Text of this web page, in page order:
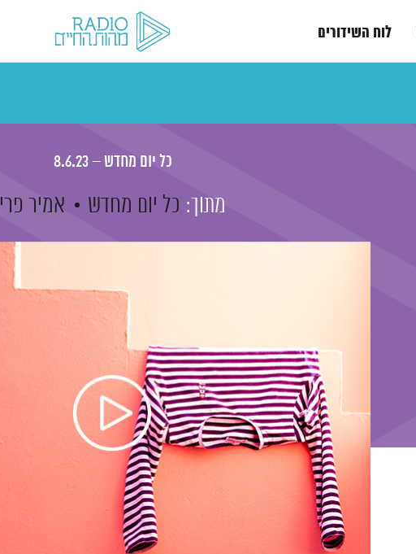
לוח השידורים
כל יום מחדש – 8.6.23
מתוך: כל יום מחדש אמיר פרי